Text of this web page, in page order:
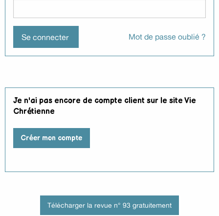
Mot de passe oublié ?
Je n'ai pas encore de compte client sur le site Vie
Chrétienne
Créer mon compte
Télécharger la revue n° 93 gratuitement